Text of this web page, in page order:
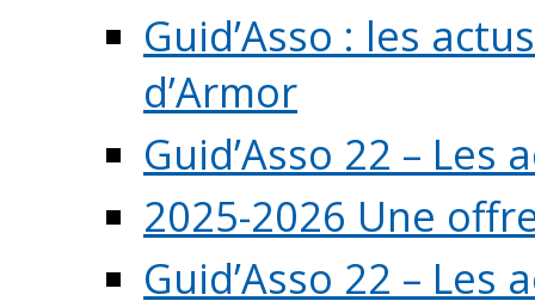
Guid’Asso : les
d’Armor
Guid’Asso 22 – Les
2025-2026 Une
Guid’Asso 22 –